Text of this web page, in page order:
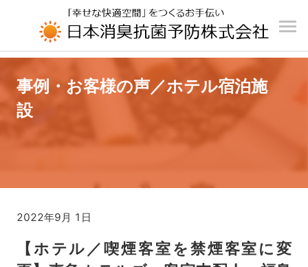
UA-196110426-1
事例・お客様の声／ホテル宿泊施
設
2022年9月 1日
【ホテル／喫煙客室を禁煙客室に変